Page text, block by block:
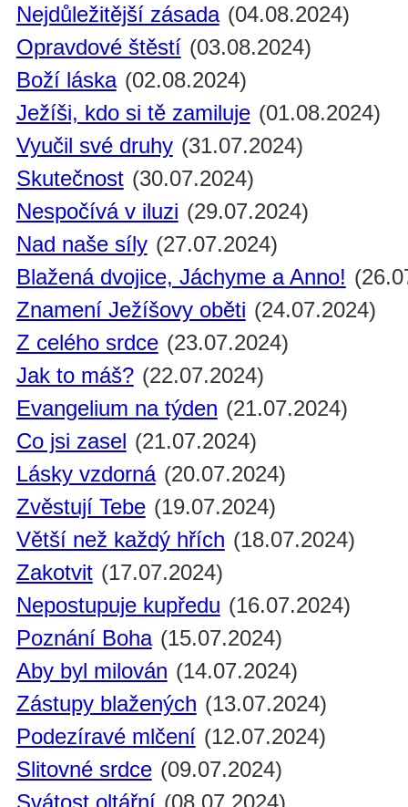
Nejdůležitější zásada (04.08.2024)
Opravdové štěstí (03.08.2024)
Boží láska (02.08.2024)
Ježíši, kdo si tě zamiluje (01.08.2024)
Vyučil své druhy (31.07.2024)
Skutečnost (30.07.2024)
Nespočívá v iluzi (29.07.2024)
Nad naše síly (27.07.2024)
Blažená dvojice, Jáchyme a Anno!
Znamení Ježíšovy oběti (24.07.2024)
Z celého srdce (23.07.2024)
Jak to máš? (22.07.2024)
Evangelium na týden (21.07.2024)
Co jsi zasel (21.07.2024)
Lásky vzdorná (20.07.2024)
Zvěstují Tebe (19.07.2024)
Větší než každý hřích (18.07.2024)
Zakotvit (17.07.2024)
Nepostupuje kupředu (16.07.2024)
Poznání Boha (15.07.2024)
Aby byl milován (14.07.2024)
Zástupy blažených (13.07.2024)
Podezíravé mlčení (12.07.2024)
Slitovné srdce (09.07.2024)